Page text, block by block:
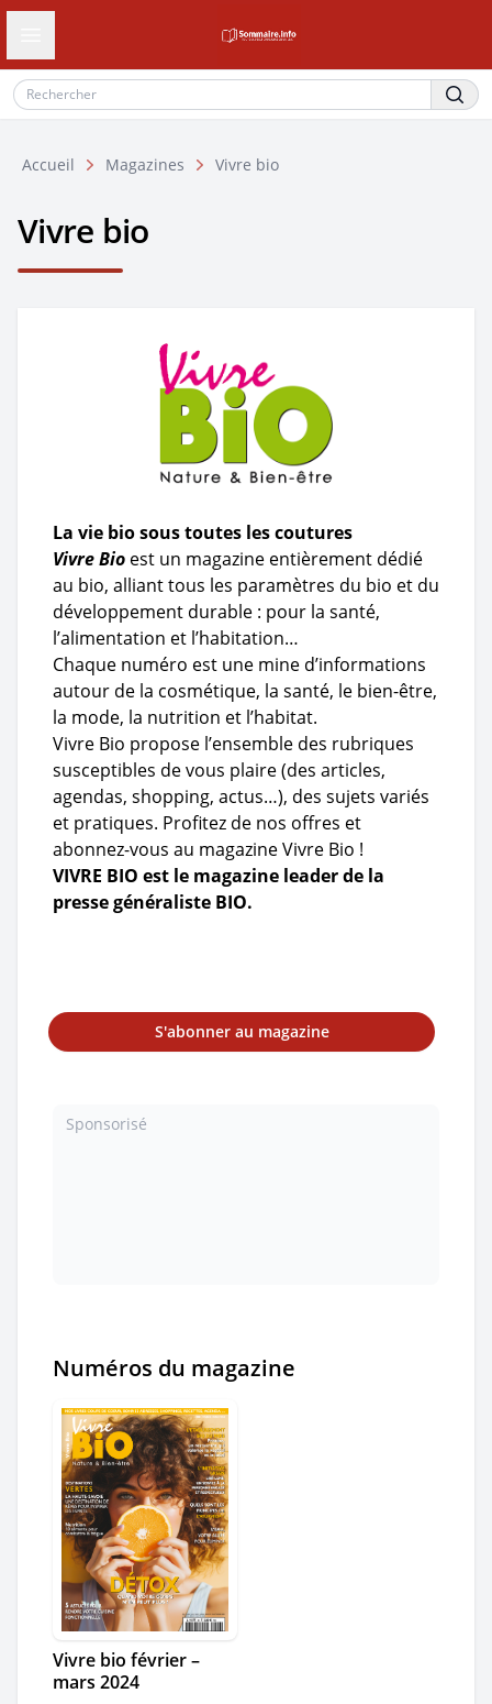
Ouvrir le tiroir de navigation
Accueil Magazines Vivre bio
Vivre bio
La vie bio sous toutes les coutures
Vivre Bio est un magazine entièrement dédié
au bio, alliant tous les paramètres du bio et du
développement durable : pour la santé,
l’alimentation et l’habitation…
Chaque numéro est une mine d’informations
autour de la cosmétique, la santé, le bien-être,
la mode, la nutrition et l’habitat.
Vivre Bio propose l’ensemble des rubriques
susceptibles de vous plaire (des articles,
agendas, shopping, actus…), des sujets variés
et pratiques. Profitez de nos offres et
abonnez-vous au magazine Vivre Bio !
VIVRE BIO est le magazine leader de la
presse généraliste BIO.
S'abonner au magazine
Sponsorisé
Numéros du magazine
Vivre bio février –
mars 2024